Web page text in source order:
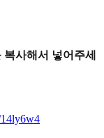
사해서 넣어주세